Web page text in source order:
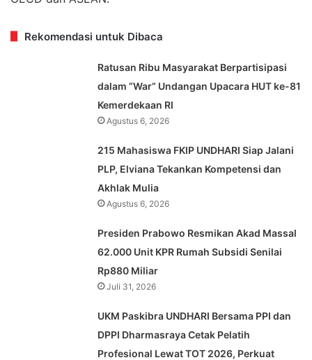
Rekomendasi untuk Dibaca
Ratusan Ribu Masyarakat Berpartisipasi
dalam “War” Undangan Upacara HUT ke-81
Kemerdekaan RI
Agustus 6, 2026
215 Mahasiswa FKIP UNDHARI Siap Jalani
PLP, Elviana Tekankan Kompetensi dan
Akhlak Mulia
Agustus 6, 2026
Presiden Prabowo Resmikan Akad Massal
62.000 Unit KPR Rumah Subsidi Senilai
Rp880 Miliar
Juli 31, 2026
UKM Paskibra UNDHARI Bersama PPI dan
DPPI Dharmasraya Cetak Pelatih
Profesional Lewat TOT 2026, Perkuat